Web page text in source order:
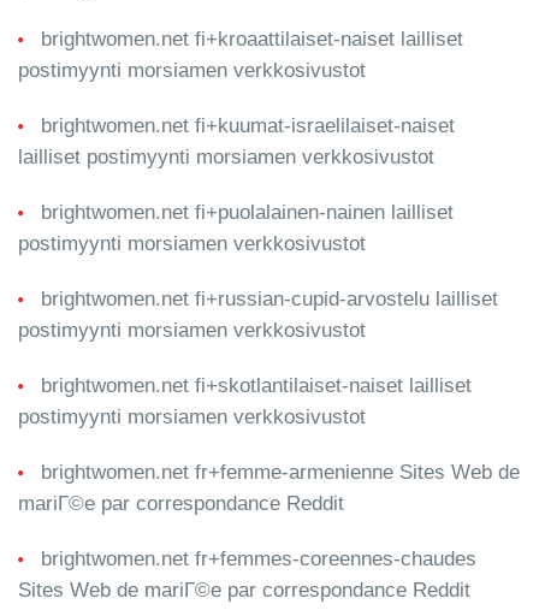
brightwomen.net fi+kroaattilaiset-naiset lailliset
postimyynti morsiamen verkkosivustot
brightwomen.net fi+kuumat-israelilaiset-naiset
lailliset postimyynti morsiamen verkkosivustot
brightwomen.net fi+puolalainen-nainen lailliset
postimyynti morsiamen verkkosivustot
brightwomen.net fi+russian-cupid-arvostelu lailliset
postimyynti morsiamen verkkosivustot
brightwomen.net fi+skotlantilaiset-naiset lailliset
postimyynti morsiamen verkkosivustot
brightwomen.net fr+femme-armenienne Sites Web de
mariГ©e par correspondance Reddit
brightwomen.net fr+femmes-coreennes-chaudes
Sites Web de mariГ©e par correspondance Reddit